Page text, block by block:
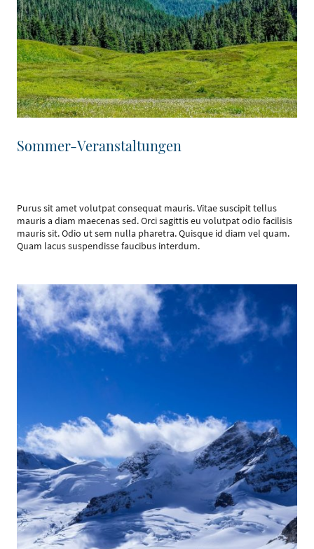
Sommer-Veranstaltungen
Purus sit amet volutpat consequat mauris. Vitae suscipit tellus
mauris a diam maecenas sed. Orci sagittis eu volutpat odio facilisis
mauris sit. Odio ut sem nulla pharetra. Quisque id diam vel quam.
Quam lacus suspendisse faucibus interdum.